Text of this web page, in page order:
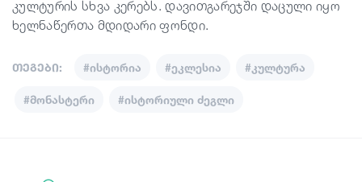
კულტურის სხვა კერებს. დავითგარეჯში დაცული იყო
ხელნაწერთა მდიდარი ფონდი.
თეგები: #ისტორია #ეკლესია #კულტურა
#მონასტერი #ისტორიული ძეგლი